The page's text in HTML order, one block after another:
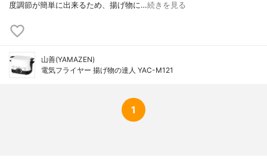
度調節が簡単に出来るため、揚げ物に…続きを見る
山善(YAMAZEN)
電気フライヤー 揚げ物の達人 YAC-M121
1